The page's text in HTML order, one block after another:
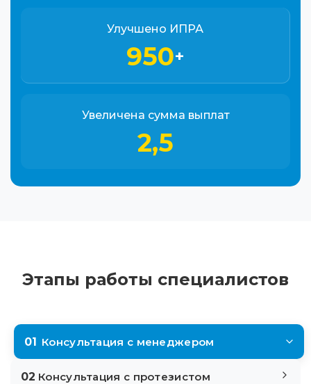
Улучшено ИПРА
950+
Увеличена сумма выплат
2,5
Этапы работы специалистов
01 Консультация с менеджером
02 Консультация с протезистом